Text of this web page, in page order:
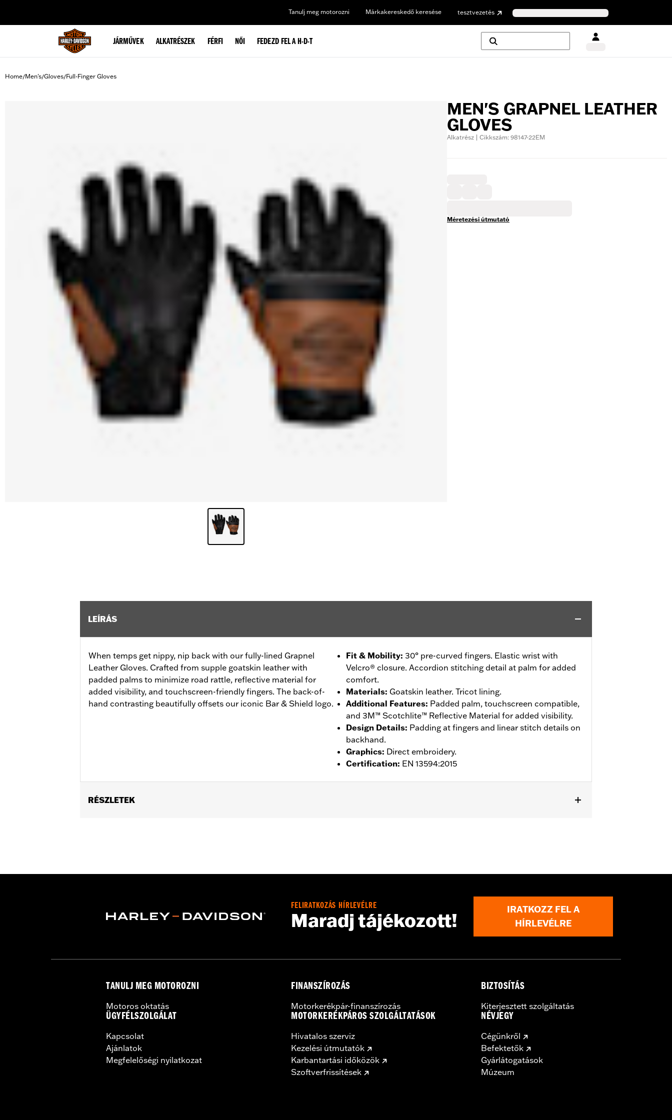
Tanulj meg motorozni Márkakereskedő keresése tesztvezetés
JÁRMŰVEK ALKATRÉSZEK FÉRFI NŐI FEDEZD FEL A H-D-T
Home/Men's/Gloves/Full-Finger Gloves
MEN'S GRAPNEL LEATHER
GLOVES
Alkatrész | Cikkszám: 98147-22EM
Méretezési útmutató
LEÍRÁS
When temps get nippy, nip back with our fully-lined Grapnel
Leather Gloves. Crafted from supple goatskin leather with
padded palms to minimize road rattle, reflective material for
added visibility, and touchscreen-friendly fingers. The back-of-
hand contrasting beautifully offsets our iconic Bar & Shield logo.
Fit & Mobility: 30° pre-curved fingers. Elastic wrist with
Velcro® closure. Accordion stitching detail at palm for added
comfort.
Materials: Goatskin leather. Tricot lining.
Additional Features: Padded palm, touchscreen compatible,
and 3M™ Scotchlite™ Reflective Material for added visibility.
Design Details: Padding at fingers and linear stitch details on
backhand.
Graphics: Direct embroidery.
Certification: EN 13594:2015
RÉSZLETEK
FELIRATKOZÁS HÍRLEVÉLRE
Maradj tájékozott!
IRATKOZZ FEL A
HÍRLEVÉLRE
TANULJ MEG MOTOROZNI
Motoros oktatás
ÜGYFÉLSZOLGÁLAT
Kapcsolat
Ajánlatok
Megfelelőségi nyilatkozat
FINANSZÍROZÁS
Motorkerékpár-finanszírozás
MOTORKERÉKPÁROS SZOLGÁLTATÁSOK
Hivatalos szerviz
Kezelési útmutatók
Karbantartási időközök
Szoftverfrissítések
BIZTOSÍTÁS
Kiterjesztett szolgáltatás
NÉVJEGY
Cégünkről
Befektetők
Gyárlátogatások
Múzeum